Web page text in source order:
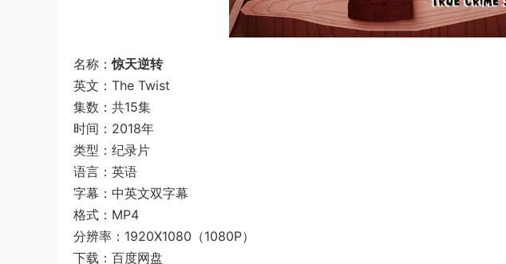
名称：惊天逆转
英文：The Twist
集数：共15集
时间：2018年
类型：纪录片
语言：英语
字幕：中英文双字幕
格式：MP4
分辨率：1920X1080（1080P）
下载：百度网盘